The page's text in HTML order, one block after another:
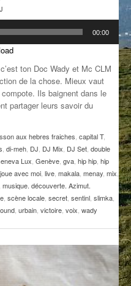
00:00
ton Doc Wady et Mc CLM
de la chose. Mieux vaut
Ils baignent dans le
partager leurs savoir du
aux hebres fraiches capital T,
di-meh DJ DJ Mix DJ Set double
Lux Genève gva hip hip hip
joue avec moi live makala menay mix
musique. découverte. Azimut.
scène locale secret sentinl slimka
urbain victoire voix wady